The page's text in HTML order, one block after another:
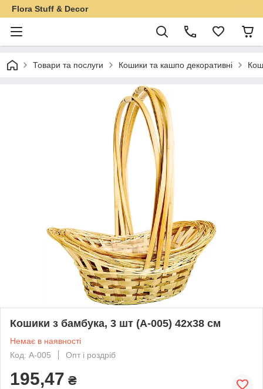
Flora Stuff & Decor
Товари та послуги Кошики та кашпо декоративні
Кошики з бамбука, 3 шт (A-005) 42х38 см
Немає в наявності
Код: A-005
Опт і роздріб
195,47 ₴